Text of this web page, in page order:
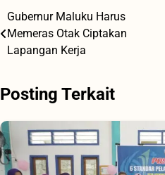
Navigasi
pos
Gubernur Maluku Harus
Memeras Otak Ciptakan
Lapangan Kerja
Posting Terkait